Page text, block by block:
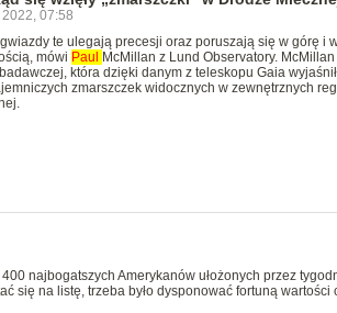
07:58
te ulegają precesji oraz poruszają się w górę i
mówi Paul
McMillan z Lund Observatory. McMillan
która dzięki danym z teleskopu Gaia
zmarszczek widocznych w zewnętrznych
najbogatszych Amerykanów ułożonych przez
się na listę, trzeba było dysponować fortuną wartości